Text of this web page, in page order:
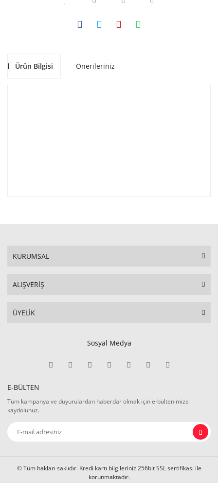
Ürün Bilgisi Önerileriniz
KURUMSAL
ALIŞVERİŞ
ÜYELİK
Sosyal Medya
E-BÜLTEN
Tüm kampanya ve duyurulardan haberdar olmak için e-bültenimize
kaydolunuz.
© Tüm hakları saklıdır. Kredi kartı bilgileriniz 256bit SSL sertifikası ile
korunmaktadır.